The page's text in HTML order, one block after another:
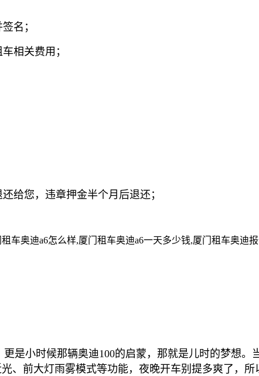
名；
相关费用；
给您，违章押金半个月后退还；
是小时候那辆奥迪100的启蒙，那就是儿时的梦想。
、前大灯雨雾模式等功能，夜晚开车别提多爽了，